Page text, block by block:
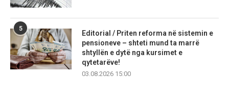
5
Editorial / Priten reforma në sistemin e
pensioneve – shteti mund ta marrë
shtyllën e dytë nga kursimet e
qytetarëve!
03.08.2026 15:00